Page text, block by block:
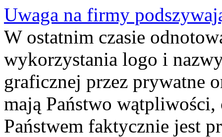
Uwaga na firmy
W ostatnim czasie
wykorzystania logo i
graficznej przez prywatne
mają Państwo
Państwem faktycznie jest